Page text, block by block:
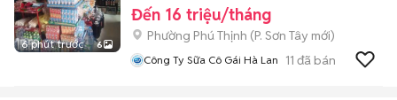
6 phút trước 6
Đến 16 triệu/tháng
Phường Phú Thịnh (P. Sơn Tây mới)
Công Ty Sữa Cô Gái Hà Lan 11 đã bán